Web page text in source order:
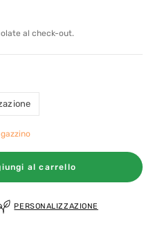
al check-out.
al carrello
PERSONALIZZAZIONE